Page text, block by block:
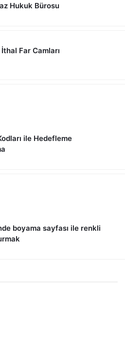
Hukuk Bürosu
Far Camları
ile Hedefleme
boyama sayfası ile renkli